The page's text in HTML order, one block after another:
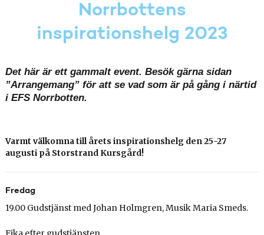
Norrbottens
inspirationshelg 2023
Det här är ett gammalt event. Besök gärna sidan
”Arrangemang” för att se vad som är på gång i närtid
i EFS Norrbotten.
Varmt välkomna till årets inspirationshelg den 25-27
augusti på Storstrand Kursgård!
Fredag
19.00 Gudstjänst medJohan Holmgren,Musik Maria Smeds.